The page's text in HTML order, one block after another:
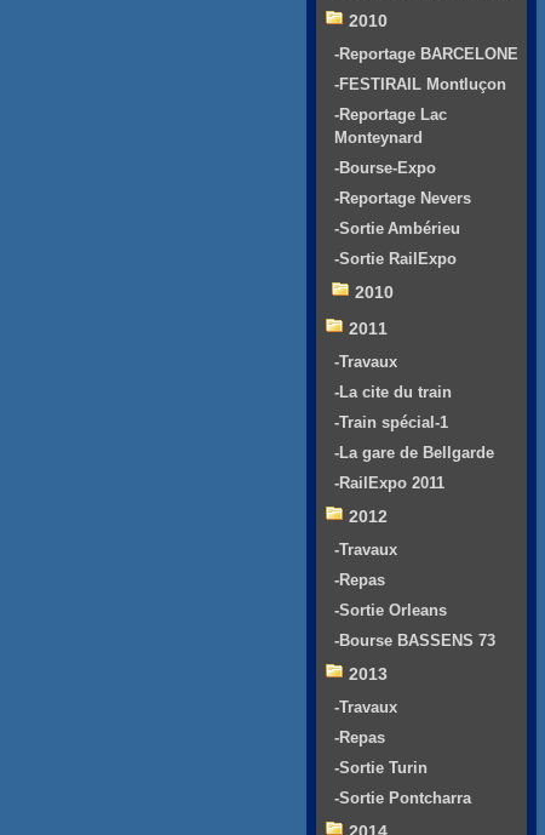
2010
-Reportage BARCELONE
-FESTIRAIL Montluçon
-Reportage Lac
Monteynard
-Bourse-Expo
-Reportage Nevers
-Sortie Ambérieu
-Sortie RailExpo
2010
2011
-Travaux
-La cite du train
-Train spécial-1
-La gare de Bellgarde
-RailExpo 2011
2012
-Travaux
-Repas
-Sortie Orleans
-Bourse BASSENS 73
2013
-Travaux
-Repas
-Sortie Turin
-Sortie Pontcharra